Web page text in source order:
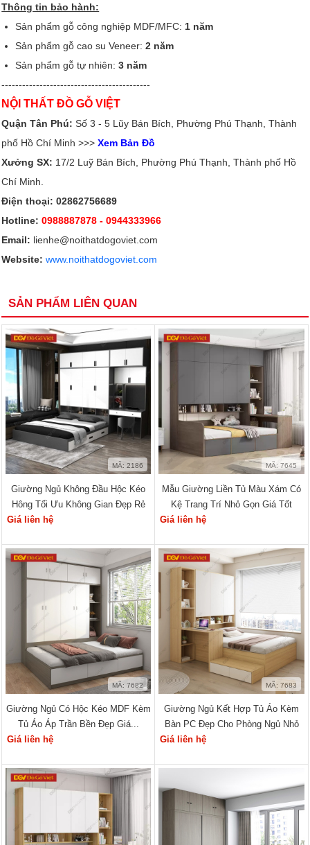
Thông tin bảo hành:
Sản phẩm gỗ công nghiệp MDF/MFC: 1 năm
Sản phẩm gỗ cao su Veneer:2 năm
Sản phẩm gỗ tự nhiên:3 năm
-------------------------------------------
NỘI THẤT ĐỒ GỖ VIỆT
Quận Tân Phú: Số 3 - 5 Lũy Bán Bích, Phường Phú Thạnh, Thành
phố Hồ Chí Minh >>> Xem Bản Đồ
Xưởng SX: 17/2 Luỹ Bán Bích, Phường Phú Thạnh, Thành phố Hồ
Chí Minh.
Điện thoại: 02862756689
Hotline:0988887878 - 0944333966
Email: lienhe@noithatdogoviet.com
Website: www.noithatdogoviet.com
SẢN PHẨM LIÊN QUAN
MÃ: 2186
Giường Ngủ Không Đầu Hộc Kéo
Hông Tối Ưu Không Gian Đẹp Rẻ
Giá liên hệ
MÃ: 7645
Mẫu Giường Liền Tủ Màu Xám Có
Kệ Trang Trí Nhỏ Gọn Giá Tốt
Giá liên hệ
MÃ: 7682
Giường Ngủ Có Hộc Kéo MDF Kèm
Tủ Áo Áp Trần Bền Đẹp Giá...
Giá liên hệ
MÃ: 7683
Giường Ngủ Kết Hợp Tủ Áo Kèm
Bàn PC Đẹp Cho Phòng Ngủ Nhỏ
Giá liên hệ